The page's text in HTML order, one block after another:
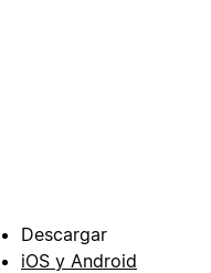
Descargar
iOS y Android